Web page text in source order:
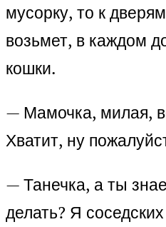
мусорку, то к
возьмет, в каждом
кошки.
— Мамочка, милая,
Хватит, ну
— Танечка, а ты
делать? Я